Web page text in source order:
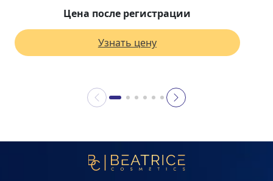
Цена после регистрации
Узнать цену